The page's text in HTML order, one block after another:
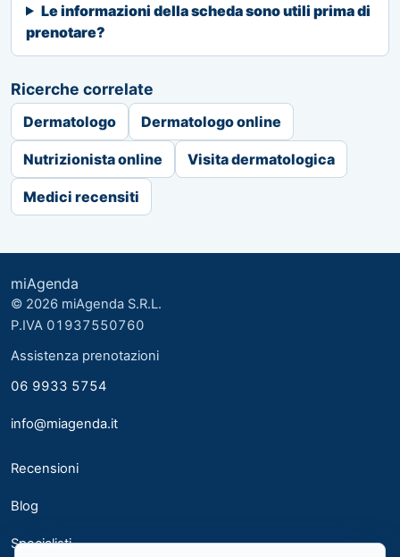
Le informazioni della scheda sono utili prima di
prenotare?
Ricerche correlate
Dermatologo Dermatologo online
Nutrizionista online Visita dermatologica
Medici recensiti
miAgenda
© 2026 miAgenda S.R.L.
P.IVA 01937550760
Assistenza prenotazioni
06 9933 5754
info@miagenda.it
Recensioni
Blog
Specialisti